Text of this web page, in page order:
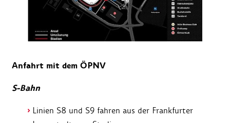
Anfahrt mit dem ÖPNV
S‑Bahn
Linien S8 und S9 fahren aus der Frankfurter